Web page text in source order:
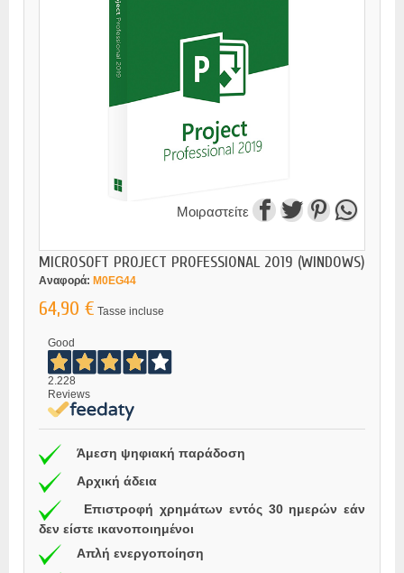
Μοιραστείτε
MICROSOFT PROJECT PROFESSIONAL 2019 (WINDOWS)
Αναφορά: M0EG44
64,90 € Tasse incluse
Good
2.228
Reviews
Άμεση ψηφιακή παράδοση
Αρχική άδεια
Επιστροφή χρημάτων εντός 30 ημερών εάν
δεν είστε ικανοποιημένοι
Απλή ενεργοποίηση